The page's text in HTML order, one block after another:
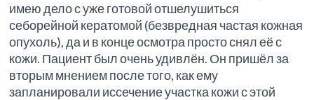
имею дело с уже готовой отшелушиться
себорейной кератомой (безвредная частая кожная
опухоль), да и в конце осмотра просто снял её с
кожи. Пациент был очень удивлён. Он пришёл за
вторым мнением после того, как ему
запланировали иссечение участка кожи с этой